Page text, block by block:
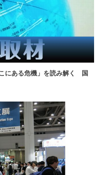
にある危機」を読み解く 国